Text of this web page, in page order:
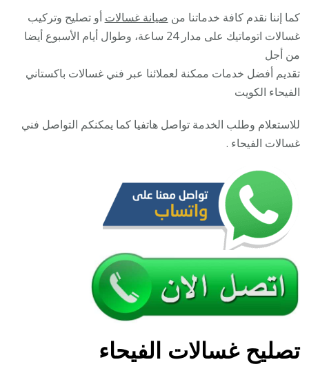
كما إننا نقدم كافة خدماتنا من صيانة غسالات أو تصليح وتركيب
غسالات اتوماتيك على مدار 24 ساعة، وطوال أيام الأسبوع أيضا
من أجل
تقديم أفضل خدمات ممكنة لعملائنا عبر فني غسالات باكستاني
الفيحاء الكويت
للاستعلام وطلب الخدمة تواصل هاتفيا كما يمكنكم التواصل فني
غسالات الفيحاء .
تصليح غسالات الفيحاء